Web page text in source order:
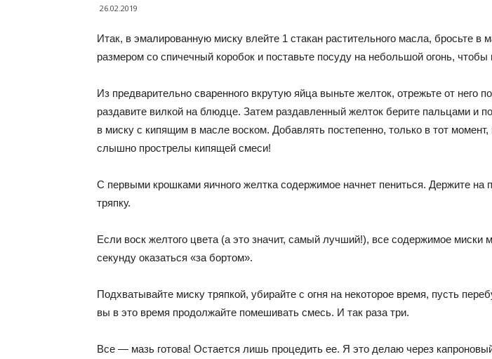
26.02.2019
Итак, в эмалированную миску влейте 1 стакан растительного масла, бросьте в
размером со спичечный коробок и поставьте посуду на небольшой огонь, чтобы
Из предварительно сваренного вкрутую яйца выньте желток, отрежьте от него
раздавите вилкой на блюдце. Затем раздавленный желток берите пальцами и
в миску с кипящим в масле воском. Добавлять постепенно, только в тот момент,
слышно прострелы кипящей смеси!
С первыми крошками яичного желтка содержимое начнет пениться. Держите на
тряпку.
Если воск желтого цвета (а это значит, самый лучший!), все содержимое миски
секунду оказаться «за бортом».
Подхватывайте миску тряпкой, убирайте с огня на некоторое время, пусть
вы в это время продолжайте помешивать смесь. И так раза три.
Все — мазь готова! Остается лишь процедить ее. Я это делаю через